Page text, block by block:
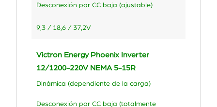
Desconexión por CC baja (ajustable)
9,3 / 18,6 / 37,2V
Victron Energy Phoenix Inverter
12/1200-220V NEMA 5-15R
Dinámica (dependiente de la carga)
Desconexión por CC baja (totalmente